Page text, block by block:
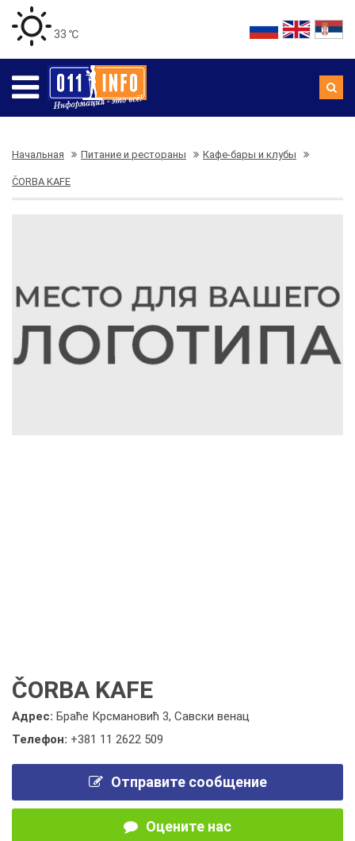
33 ℃
Начальная Питание и рестораны Кафе-бары и клубы
ČORBA KAFE
ČORBA KAFE
Адрес: Браће Крсмановић 3, Савски венац
Телефон: +381 11 2622 509
Отправите сообщение
Оцените нас